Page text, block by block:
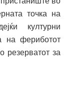
точка на
културни
на фериботот
резерватот за